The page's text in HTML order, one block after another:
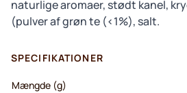
naturlige aromaer, stødt kanel,
(pulver af grøn te (<1%), salt.
SPECIFIKATIONER
Mængde (g)